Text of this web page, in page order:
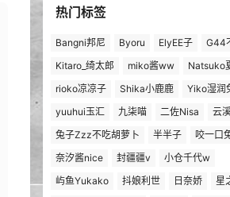
热门标签
Bangni邦尼 Byoru ElyEE子
G44
Kitaro_绮太郎
miko酱ww
Natsuko
rioko凉凉子
Shika小鹿鹿
Yiko湿润
yuuhui玉汇
九柒喵 二佐Nisa
云
兔子Zzz不吃胡萝卜
半半子
咬一口
奈汐酱nice
封疆疆v
小仓千代w
屿鱼Yukako
抖娘利世 日奈娇
星